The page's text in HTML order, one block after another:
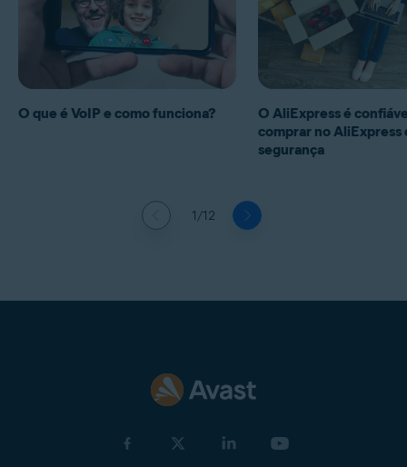
1/12
O que é VoIP e como funciona?
O AliExpress é
comprar no AliExpress
segurança